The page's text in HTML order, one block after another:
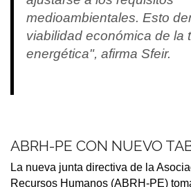
medioambientales. Esto
viabilidad económica de la
energética", afirma Sfeir.
ABRH-PE CON NUEVO
La nueva junta directiva de la
Recursos Humanos (ABRH-PE)